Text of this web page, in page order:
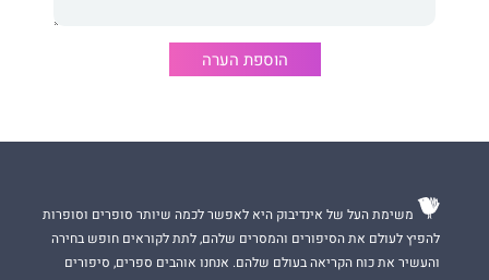
העולם, לבין רוב הציבור המוסלמי שמורכב מאנשים יפים בדיוק
לו כיוםבאופן כה רווח
ולצערי חוטא ומזיק לאיסלאם עצמו.
הספר קורא לכולנו, יהודים וערבים, לבדוק ולשאול את עצמנו האם
הוספת הערה
משימת העל של אינדיבוק היא לאפשר לכמה שיותר סופרים וסופרות
להפיץ לעולם את הסיפורים והמסרים שלהם, לתת לקוראים חופש בחירה
והעשיר את כוח הקריאה בעולם שלהם. אנחנו אוהבים ספרים, סיפורים